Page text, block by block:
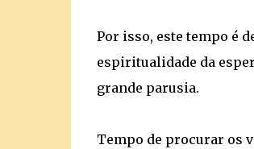
Por isso, este tempo é
espiritualidade da
grande parusia.
Tempo de procurar os